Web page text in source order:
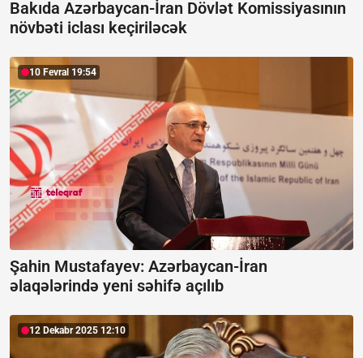
Bakıda Azərbaycan-İran Dövlət Komissiyasının
növbəti iclası keçiriləcək
10 Fevral 19:54
Şahin Mustafayev: Azərbaycan-İran
əlaqələrində yeni səhifə açılıb
12 Dekabr 2025 12:10